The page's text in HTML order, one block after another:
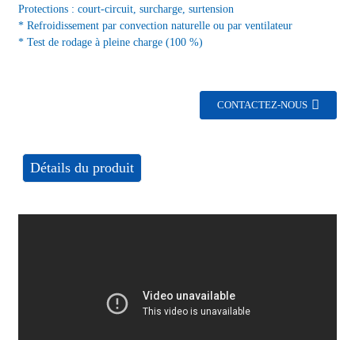
Protections : court-circuit, surcharge, surtension
* Refroidissement par convection naturelle ou par ventilateur
* Test de rodage à pleine charge (100 %)
CONTACTEZ-NOUS
Détails du produit